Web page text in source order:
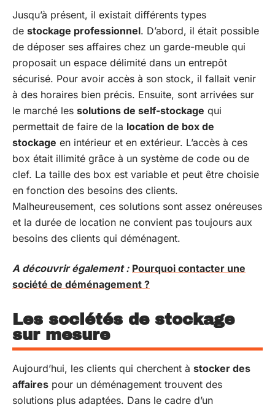
Jusqu’à présent, il existait différents types
de stockage professionnel. D’abord, il était possible
de déposer ses affaires chez un garde-meuble qui
proposait un espace délimité dans un entrepôt
sécurisé. Pour avoir accès à son stock, il fallait venir
à des horaires bien précis. Ensuite, sont arrivées sur
le marché les solutions de self-stockage qui
permettait de faire de la location de box de
stockage en intérieur et en extérieur. L’accès à ces
box était illimité grâce à un système de code ou de
clef. La taille des box est variable et peut être choisie
en fonction des besoins des clients.
Malheureusement, ces solutions sont assez onéreuses
et la durée de location ne convient pas toujours aux
besoins des clients qui déménagent.
A découvrir également : Pourquoi contacter une
société de déménagement ?
Les sociétés de stockage
sur mesure
Aujourd’hui, les clients qui cherchent à stocker des
affaires pour un déménagement trouvent des
solutions plus adaptées. Dans le cadre d’un